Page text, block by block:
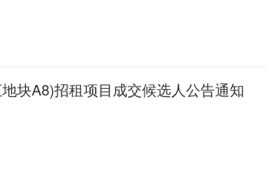
块A8)招租项目成交候选人公告通知